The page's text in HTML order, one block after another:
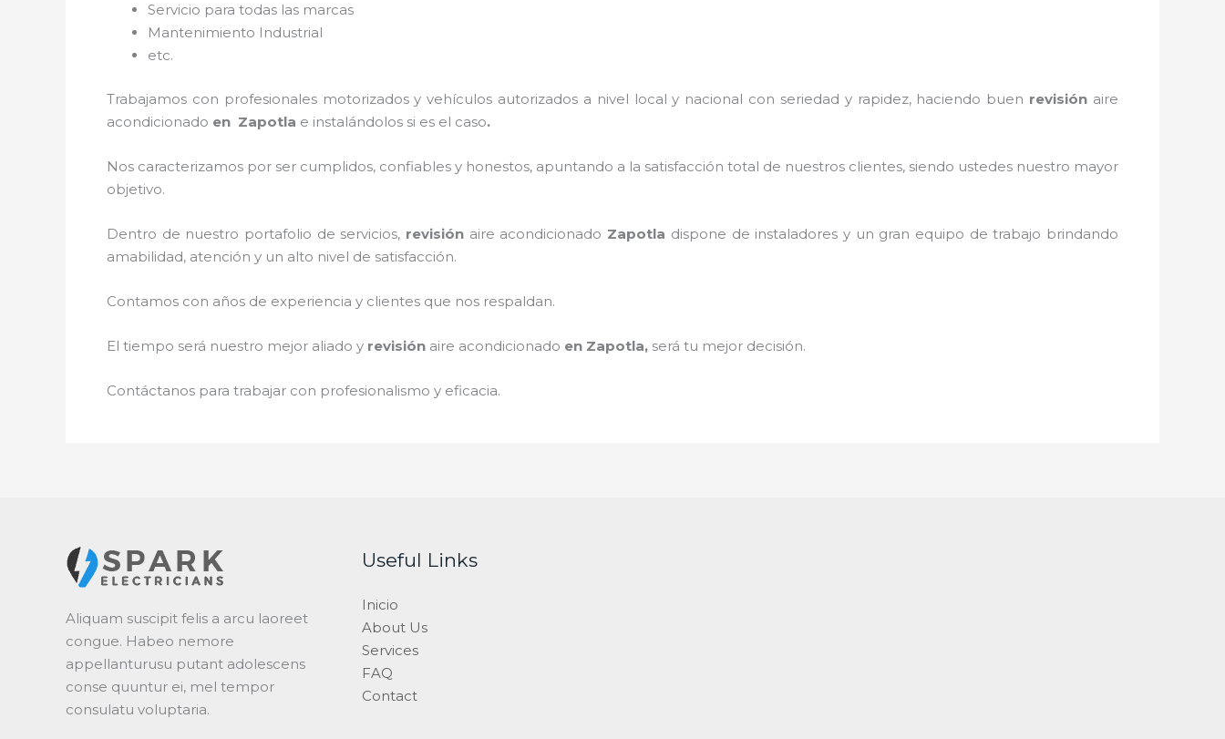
Servicio para todas las marcas
Mantenimiento Industrial
etc.
Trabajamos con profesionales motorizados y vehículos autorizados a nivel local y nacional con seriedad y rapidez, haciendo buen revisión aire
acondicionado en Zapotla e instalándolos si es el caso.
Nos caracterizamos por ser cumplidos, confiables y honestos, apuntando a la satisfacción total de nuestros clientes, siendo ustedes nuestro mayor
objetivo.
Dentro de nuestro portafolio de servicios, revisión aire acondicionado Zapotla dispone de instaladores y un gran equipo de trabajo brindando
amabilidad, atención y un alto nivel de satisfacción.
Contamos con años de experiencia y clientes que nos respaldan.
El tiempo será nuestro mejor aliado y revisión aire acondicionado en Zapotla, será tu mejor decisión.
Contáctanos para trabajar con profesionalismo y eficacia.
Aliquam suscipit felis a arcu laoreet
congue. Habeo nemore
appellanturusu putant adolescens
conse quuntur ei, mel tempor
consulatu voluptaria.
Useful Links
Inicio
About Us
Services
FAQ
Contact